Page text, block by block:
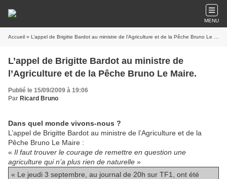
MENU
Accueil » L’appel de Brigitte Bardot au ministre de l’Agriculture et de la Pêche Bruno Le Maire.
L’appel de Brigitte Bardot au ministre de
l’Agriculture et de la Pêche Bruno Le Maire.
Publié le 15/09/2009 à 19:06
Par Ricard Bruno
Dans quel monde vivons-nous ?
L’appel de Brigitte Bardot au ministre de l’Agriculture et de la
Pêche Bruno Le Maire :
« Il faut trouver le courage de remettre en question une
agriculture qui n’a plus rien de naturelle »
« Le jeudi 3 septembre, au journal de 20h sur TF1, ont été